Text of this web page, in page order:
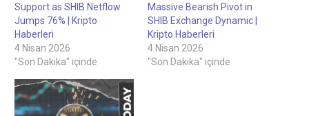
Support as SHIB Netflow
Jumps 76% | Kripto
Haberleri
4 Nisan 2026
"Son Dakika" içinde
Massive Bearish Pivot in
SHIB Exchange Dynamic |
Kripto Haberleri
4 Nisan 2026
"Son Dakika" içinde